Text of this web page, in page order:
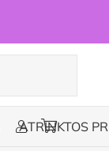
ATRINKTOS